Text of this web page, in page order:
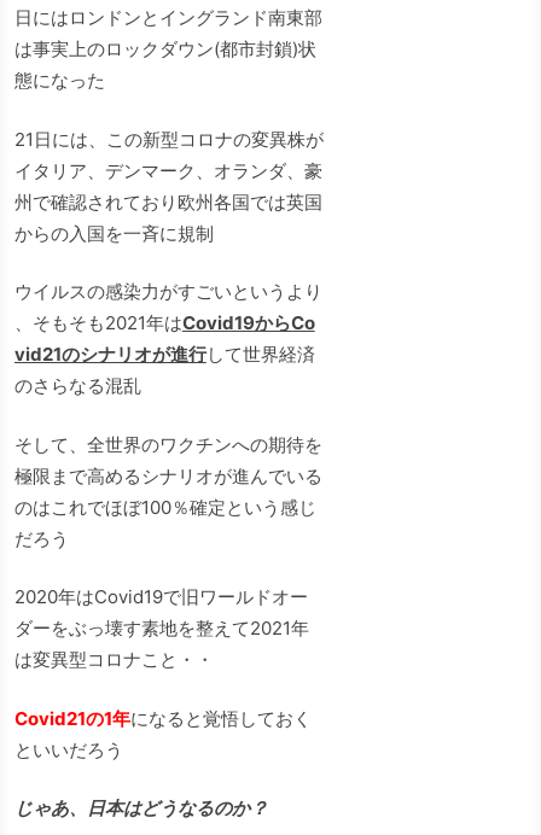
日にはロンドンとイングランド南東部
は事実上のロックダウン(都市封鎖)状
態になった
21日には、この新型コロナの変異株が
イタリア、デンマーク、オランダ、豪
州で確認されており欧州各国では英国
からの入国を一斉に規制
ウイルスの感染力がすごいというより
、そもそも2021年はCovid19からCo
vid21のシナリオが進行して世界経済
のさらなる混乱
そして、全世界のワクチンへの期待を
極限まで高めるシナリオが進んでいる
のはこれでほぼ100％確定という感じ
だろう
2020年はCovid19で旧ワールドオー
ダーをぶっ壊す素地を整えて2021年
は変異型コロナこと・・
Covid21の1年になると覚悟しておく
といいだろう
じゃあ、日本はどうなるのか？